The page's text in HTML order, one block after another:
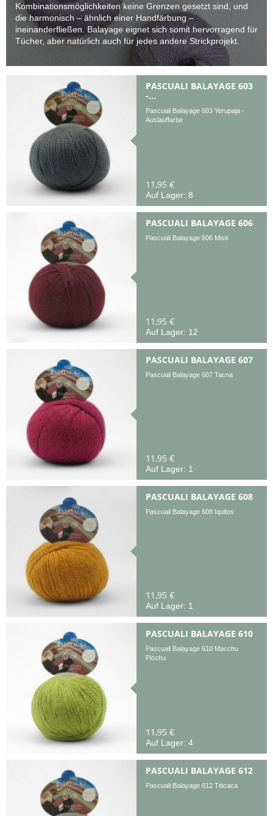
Kombinationsmöglichkeiten keine Grenzen gesetzt sind, und
die harmonisch – ähnlich einer Handfärbung –
ineinanderfließen. Balayage eignet sich somit hervorragend für
Tücher, aber natürlich auch für jedes andere Strickprojekt.
PASCUALI BALAYAGE 603
-...
Pascuali Balayage 603 Yerupaja -
Auslauffarbe
11,95 €
Auf Lager: 8
PASCUALI BALAYAGE 606
Pascuali Balayage 606 Misti
11,95 €
Auf Lager: 12
PASCUALI BALAYAGE 607
Pascuali Balayage 607 Tacna
11,95 €
Auf Lager: 1
PASCUALI BALAYAGE 608
Pascuali Balayage 608 Iquitos
11,95 €
Auf Lager: 1
PASCUALI BALAYAGE 610
Pascuali Balayage 610 Macchu
Picchu
11,95 €
Auf Lager: 4
PASCUALI BALAYAGE 612
Pascuali Balayage 612 Titicaca